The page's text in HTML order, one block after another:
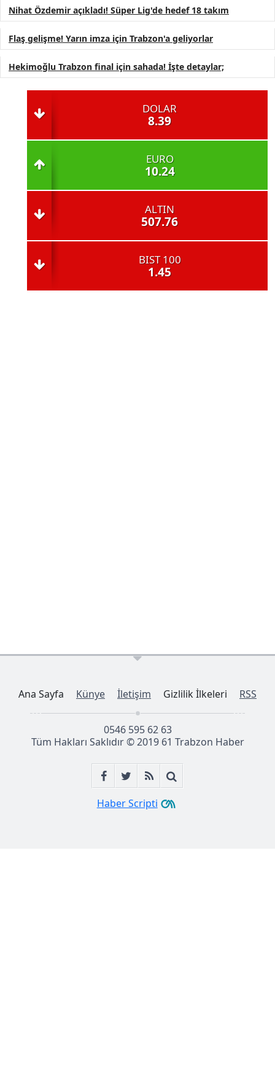
Nihat Özdemir açıkladı! Süper Lig'de hedef 18 takım
Flaş gelişme! Yarın imza için Trabzon'a geliyorlar
Hekimoğlu Trabzon final için sahada! İşte detaylar;
DOLAR
8.39
EURO
10.24
ALTIN
507.76
BIST 100
1.45
Ana Sayfa Künye İletişim Gizlilik İlkeleri RSS
0546 595 62 63
Tüm Hakları Saklıdır © 2019 61 Trabzon Haber
Haber Scripti